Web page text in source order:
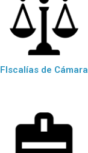
FIscalías de Cámara